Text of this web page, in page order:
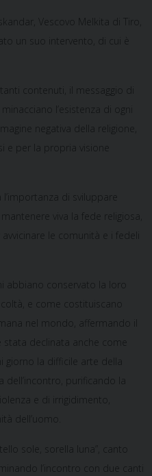
Vescovo Melkita di Tiro,
un suo intervento, di cui è
contenuti, il messaggio di
l’esistenza di ogni
negativa della religione,
per la propria visione
di sviluppare
viva la fede religiosa,
le comunità e i fedeli
conservato la loro
e come costituiscano
nel mondo, affermando il
declinata anche come
giorno la difficile arte della
dell’incontro, purificando la
e di irrigidimento,
dell’uomo.
sole, sorella luna”, canto
l’incontro con due canti